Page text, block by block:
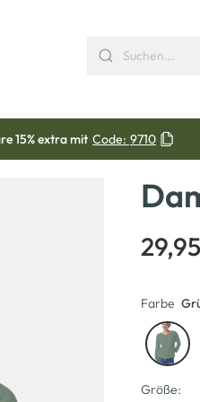
15% extra mit Code: 9710
Farbe
Größe: